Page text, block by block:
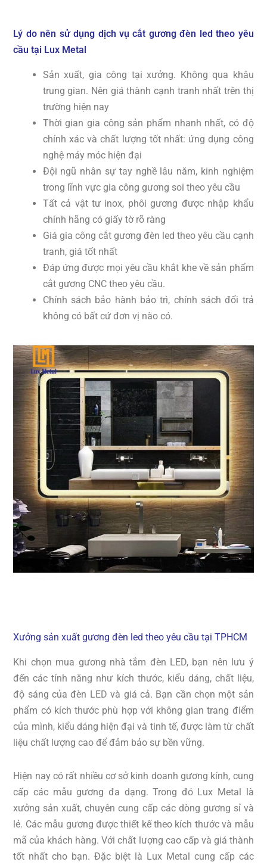
Lý do nên sử dụng dịch vụ cắt gương đèn led theo yêu
cầu tại Lux Metal
Sản xuất, gia công tại xưởng. Không qua khâu
trung gian. Nên giá thành cạnh tranh nhất trên thị
trường hiện nay
Thời gian gia công sản phẩm nhanh nhất, có độ
chính xác và chất lượng tốt nhất: ứng dụng công
nghệ máy móc hiện đại
Đội ngũ nhân sự tay nghề lâu năm, kinh nghiệm
trong lĩnh vực gia công gương soi theo yêu cầu
Tất cả vật tư inox, phôi gương được nhập khẩu
chính hãng có giấy tờ rõ ràng
Giá gia công cắt gương đèn led theo yêu cầu cạnh
tranh, giá tốt nhất
Đáp ứng được mọi yêu cầu khắt khe về sản phẩm
cắt gương CNC theo yêu cầu.
Chính sách bảo hành bảo trì, chính sách đổi trả
không có bất cứ đơn vị nào có.
Xưởng sản xuất gương đèn led theo yêu cầu tại TPHCM
Khi chọn mua gương nhà tắm đèn LED, bạn nên lưu ý
đến các tính năng như kích thước, kiểu dáng, chất liệu,
độ sáng của đèn LED và giá cả. Bạn cần chọn một sản
phẩm có kích thước phù hợp với không gian trang điểm
của mình, kiểu dáng hiện đại và tinh tế, được làm từ chất
liệu chất lượng cao để đảm bảo sự bền vững.
Hiện nay có rất nhiều cơ sở kinh doanh gương kính, cung
cấp các mẫu gương đa dạng. Trong đó Lux Metal là
xưởng sản xuất, chuyên cung cấp các dòng gương sỉ và
lẻ. Các mẫu gương được thiết kế theo kích thước và mẫu
mã của khách hàng. Với chất lượng cao cấp và giá thành
tốt nhất cho bạn. Đặc biệt là Lux Metal cung cấp các